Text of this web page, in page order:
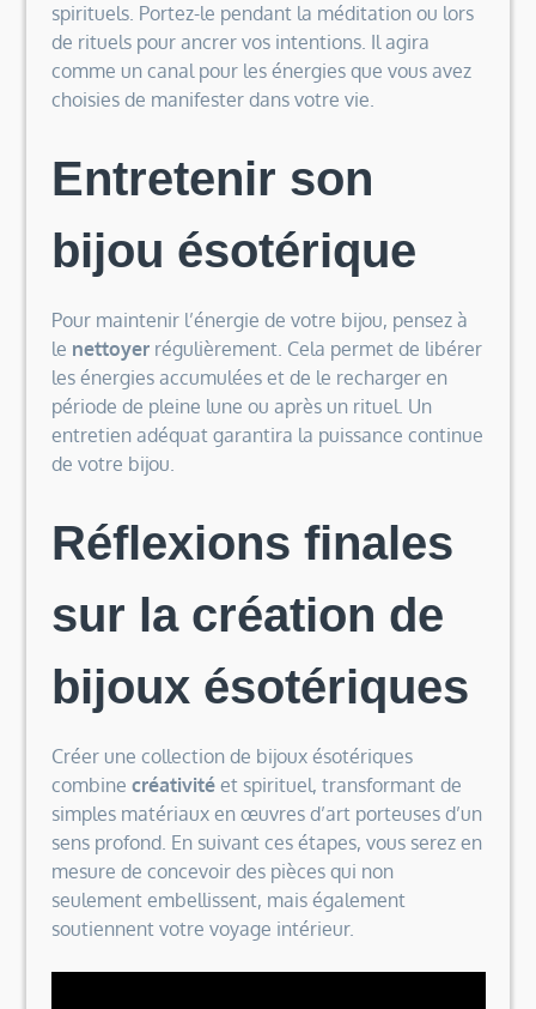
spirituels. Portez-le pendant la méditation ou lors
de rituels pour ancrer vos intentions. Il agira
comme un canal pour les énergies que vous avez
choisies de manifester dans votre vie.
Entretenir son
bijou ésotérique
Pour maintenir l’énergie de votre bijou, pensez à
le nettoyerrégulièrement. Cela permet de libérer
les énergies accumulées et de le recharger en
période de pleine lune ou après un rituel. Un
entretien adéquat garantira la puissance continue
de votre bijou.
Réflexions finales
sur la création de
bijoux ésotériques
Créer une collection de bijoux ésotériques
combine créativitéet spirituel, transformant de
simples matériaux en œuvres d’art porteuses d’un
sens profond. En suivant ces étapes, vous serez en
mesure de concevoir des pièces qui non
seulement embellissent, mais également
soutiennent votre voyage intérieur.